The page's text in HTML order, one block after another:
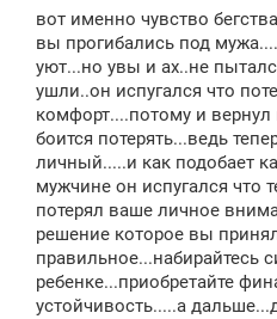
вот именно чувство
вы прогибались под
уют...но увы и ах..не
ушли..он испугался что
комфорт....потому и
боится потерять...ведь
личный.....и как подобает
мужчине он испугался что
потерял ваше личное
решение которое вы
правильное...набирайтесь
ребенке...приобретайте
устойчивость.....а